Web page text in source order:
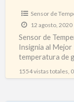
Sensor de
12 agosto, 2020
Sensor de
Insignia al Mejor
temperatura de
1554 vistas totales,